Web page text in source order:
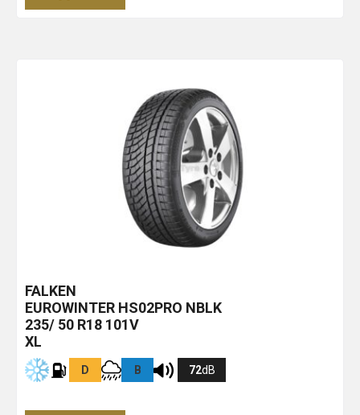
FALKEN
EUROWINTER HS02PRO NBLK
235/ 50 R18 101V
XL
D B 72dB